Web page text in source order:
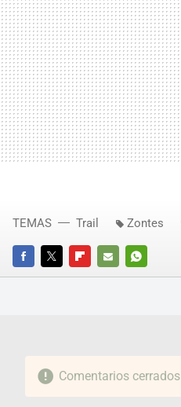
FACEBOOKTWITTERFLIPBOARD
E-
WHATSAPP
TEMAS Trail Zontes
Comentarios cerrados